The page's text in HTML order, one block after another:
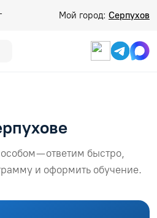
Мой город: Серпухов
— ответим быстро,
и оформить обучение.